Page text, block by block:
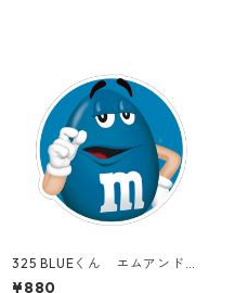
325 BLUEくん エムアンドエ
ムズ M&M's mms "Californi
¥880